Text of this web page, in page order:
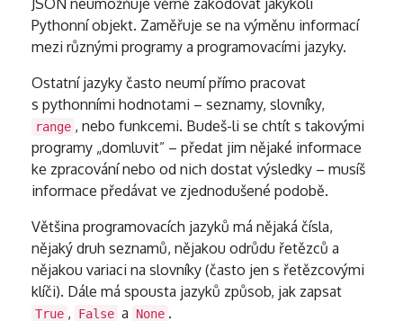
JSON neumožňuje věrně zakódovat jakýkoli
Pythonní objekt. Zaměřuje se na výměnu informací
mezi různými programy a programovacími jazyky.
Ostatní jazyky často neumí přímo pracovat
s pythonními hodnotami – seznamy, slovníky,
range , nebo funkcemi. Budeš-li se chtít s takovými
programy „domluvit” – předat jim nějaké informace
ke zpracování nebo od nich dostat výsledky – musíš
informace předávat ve zjednodušené podobě.
Většina programovacích jazyků má nějaká čísla,
nějaký druh seznamů, nějakou odrůdu řetězců a
nějakou variaci na slovníky (často jen s řetězcovými
klíči). Dále má spousta jazyků způsob, jak zapsat
True , False a None .